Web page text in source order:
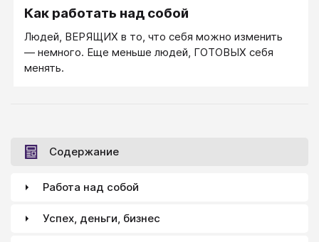
Как работать над собой
Людей, ВЕРЯЩИХ в то, что себя можно изменить
— немного. Еще меньше людей, ГОТОВЫХ себя
менять.
Содержание
Работа над собой
Успех, деньги, бизнес